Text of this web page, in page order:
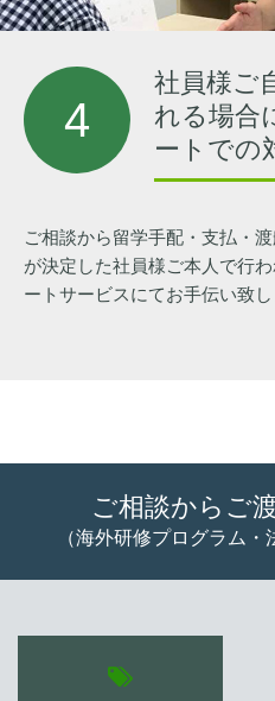
4
社員様ご
れる場合
ートでの
ご相談から留学手配・支払・
が決定した社員様ご本人で行
ートサービスにてお手伝い致し
ご相談からご
（海外研修プログラム・